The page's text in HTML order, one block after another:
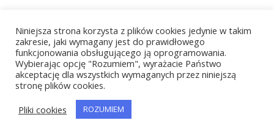
Niniejsza strona korzysta z plików cookies jedynie w takim
zakresie, jaki wymagany jest do prawidłowego
funkcjonowania obsługującego ją oprogramowania.
Wybierając opcję "Rozumiem", wyrażacie Państwo
akceptację dla wszystkich wymaganych przez niniejszą
stronę plików cookies.
Pliki cookies
ROZUMIEM